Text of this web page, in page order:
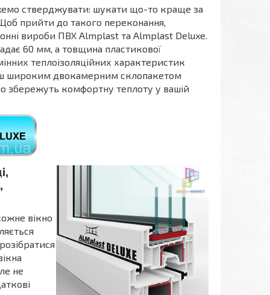
стверджувати: шукати що-то краще за
прийти до такого переконання,
вироби ПВХ Almplast та Almplast Deluxe.
60 мм, а товщина пластикової
теплоізоляційних характеристик
широким двокамерним склопакетом
збережуть комфортну теплоту у вашій
вікно
не